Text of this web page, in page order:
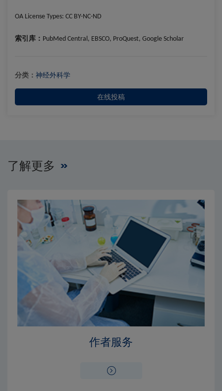
OA License Types: CC BY-NC-ND
索引库： PubMed Central, EBSCO, ProQuest, Google Scholar
分类： 神经外科学
在线投稿
编辑委员会
Close
出版费用
Close
了解更多
作者服务